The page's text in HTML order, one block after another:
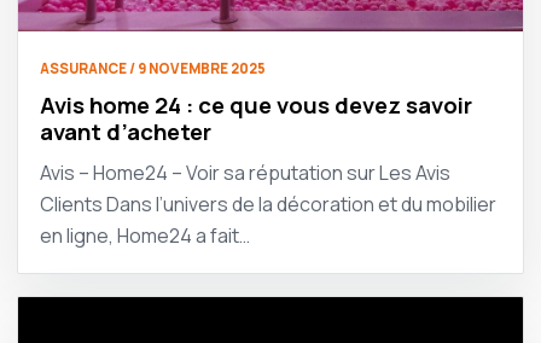
ASSURANCE / 9 NOVEMBRE 2025
Avis home 24 : ce que vous devez savoir
avant d’acheter
Avis – Home24 – Voir sa réputation sur Les Avis
Clients Dans l’univers de la décoration et du mobilier
en ligne, Home24 a fait…